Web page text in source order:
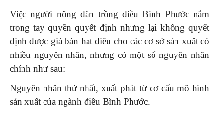
Việc người nông dân trồng điều Bình Phước nắm
trong tay quyền quyết định nhưng lại không quyết
định được giá bán hạt điều cho các cơ sở sản xuất có
nhiều nguyên nhân, nhưng có một số nguyên nhân
chính như sau:
Nguyên nhân thứ nhất, xuất phát từ cơ cấu mô hình
sản xuất của ngành điều Bình Phước.